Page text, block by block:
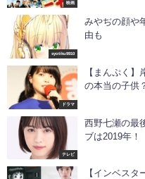
映画
syotiku9910
みやぢの顔や
由も
ドラマ
【まんぷく
の本当の子供
テレビ
西野七瀬の最
ブは2019年！
【インベス